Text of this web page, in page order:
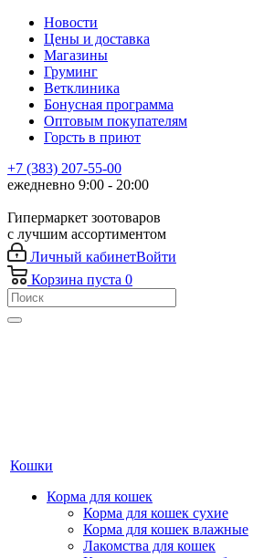
Новости
Цены и доставка
Магазины
Груминг
Ветклиника
Бонусная программа
Оптовым покупателям
Горсть в приют
+7 (383) 207-55-00
ежедневно 9:00 - 20:00
Гипермаркет зоотоваров
с лучшим ассортиментом
Личный кабинетВойти
Корзина пуста 0
Кошки
Корма для кошек
Корма для кошек сухие
Корма для кошек влажные
Лакомства для кошек